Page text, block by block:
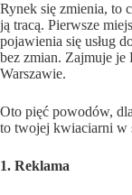
Rynek się zmienia, to
ją tracą. Pierwsze
pojawienia się usług
bez zmian. Zajmuje je
Warszawie.
Oto pięć powodów,
to twojej kwiaciarni w
1. Reklama